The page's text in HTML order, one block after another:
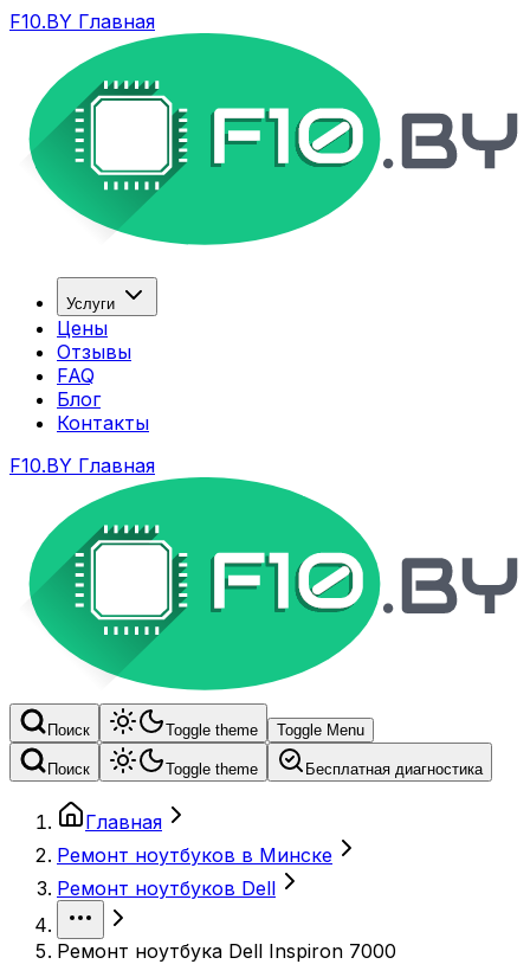
F10.BY Главная
Услуги
Цены
Отзывы
FAQ
Блог
Контакты
F10.BY Главная
Поиск Toggle theme Toggle Menu
Поиск Toggle theme Бесплатная диагностика
Главная
Ремонт ноутбуков в Минске
Ремонт ноутбуков Dell
Ремонт ноутбука Dell Inspiron 7000